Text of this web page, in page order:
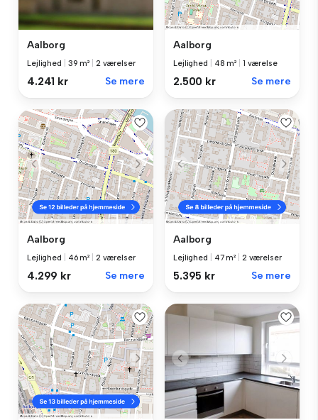
Aalborg
Lejlighed 39 m² 2 værelser
4.241 kr Se mere
Aalborg
Lejlighed 48 m² 1 værelse
2.500 kr Se mere
Aalborg
Lejlighed 46 m² 2 værelser
4.299 kr Se mere
Aalborg
Lejlighed 47 m² 2 værelser
5.395 kr Se mere